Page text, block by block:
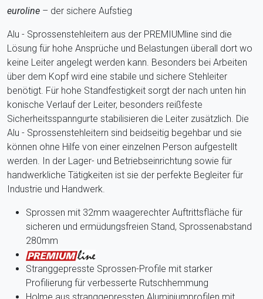
euroline – der sichere Aufstieg
Alu - Sprossenstehleitern aus der PREMIUMline sind die
Lösung für hohe Ansprüche und Belastungen überall dort wo
keine Leiter angelegt werden kann. Besonders bei Arbeiten
über dem Kopf wird eine stabile und sichere Stehleiter
benötigt. Für hohe Standfestigkeit sorgt der nach unten hin
konische Verlauf der Leiter, besonders reißfeste
Sicherheitsspanngurte stabilisieren die Leiter zusätzlich. Die
Alu - Sprossenstehleitern sind beidseitig begehbar und sie
können ohne Hilfe von einer einzelnen Person aufgestellt
werden. In der Lager- und Betriebseinrichtung sowie für
handwerkliche Tätigkeiten ist sie der perfekte Begleiter für
Industrie und Handwerk.
Sprossen mit 32mm waagerechter Auftrittsfläche für
sicheren und ermüdungsfreien Stand, Sprossenabstand
280mm
Stranggepresste Sprossen-Profile mit starker
Profilierung für verbesserte Rutschhemmung